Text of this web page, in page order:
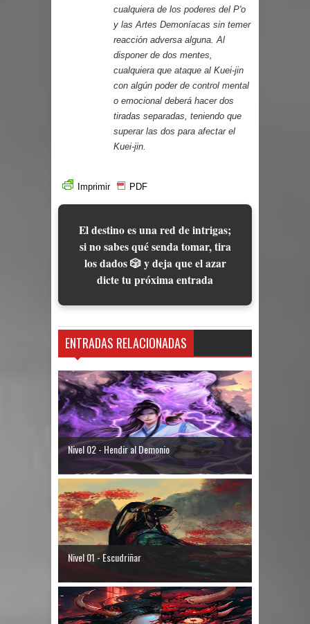
cualquiera de los poderes del P'o
y las Artes Demoníacas sin temer
reacción adversa alguna. Al
disponer de dos mentes,
cualquiera que ataque al Kuei-jin
con algún poder de control mental
o emocional deberá hacer dos
tiradas separadas, teniendo que
superar las dos para afectar el
Kuei-jin.
Imprimir PDF
El destino es una red de intrigas;
si no sabes qué senda tomar, tira
los dados 🎲 y deja que el azar
dicte tu próxima entrada
ENTRADAS RELACIONADAS
Nivel 02 - Hendir al Demonio
Nivel 01 - Escudriñar